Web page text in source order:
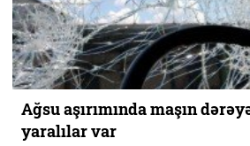
Ağsu aşırımında maşın
yaralılar var